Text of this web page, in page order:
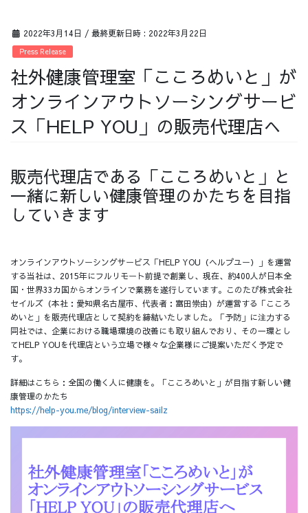
サービス
採用情報
お問い合わせ
2022年3月14日 / 最終更新日時 : 2022年3月22日
Press Release
社外健康管理室「こころめいと」が
オンラインアウトソーシングサービ
ス「HELP YOU」の販売代理店へ
販売代理店である「こころめいと」と
一緒に新しい健康管理のかたちを目指
していきます
オンラインアウトソーシングサービス「HELP YOU（ヘルプユー）」を運営
する当社は、2015年にフルリモート前提で創業し、現在、約400人が日本全
国・世界33カ国からオンラインで業務を遂行しています。このたび株式会社
セイルズ（本社：愛知県名古屋市、代表者：富田崇由）が運営する「こころ
めいと」を販売代理店として契約を締結いたしました。「予防」に注力する
同社では、企業における職場環境の改善にも取り組んでおり、その一環とし
てHELP YOUを代理店という立場で様々な企業様にご提案いただく予定で
す。
詳細はこちら：全国の働く人に健康を。「こころめいと」が目指す新しい健
康管理のかたち
https://help-you.me/blog/interview-sailz